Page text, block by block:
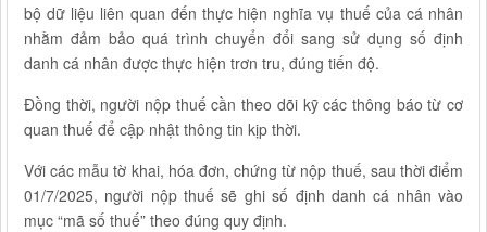
bộ dữ liệu liên quan đến thực hiện nghĩa vụ thuế của cá nhân
nhằm đảm bảo quá trình chuyển đổi sang sử dụng số định
danh cá nhân được thực hiện trơn tru, đúng tiến độ.
Đồng thời, người nộp thuế cần theo dõi kỹ các thông báo từ cơ
quan thuế để cập nhật thông tin kịp thời.
Với các mẫu tờ khai, hóa đơn, chứng từ nộp thuế, sau thời điểm
01/7/2025, người nộp thuế sẽ ghi số định danh cá nhân vào
mục “mã số thuế” theo đúng quy định.